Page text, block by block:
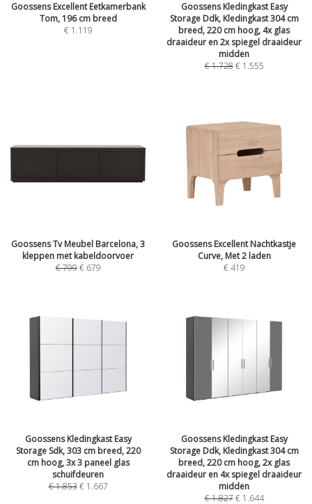
Goossens Excellent Eetkamerbank
Tom, 196 cm breed
€ 1.119
Goossens Kledingkast Easy
Storage Ddk, Kledingkast 304 cm
breed, 220 cm hoog, 4x glas
draaideur en 2x spiegel draaideur
midden
€1.728 € 1.555
Goossens Tv Meubel Barcelona, 3
kleppen met kabeldoorvoer
€799 € 679
Goossens Excellent Nachtkastje
Curve, Met 2 laden
€419
Goossens Kledingkast Easy
Storage Sdk, 303 cm breed, 220
cm hoog, 3x 3 paneel glas
schuifdeuren
€1.853 € 1.667
Goossens Kledingkast Easy
Storage Ddk, Kledingkast 304 cm
breed, 220 cm hoog, 2x glas
draaideur en 4x spiegel draaideur
midden
€1.827 € 1.644